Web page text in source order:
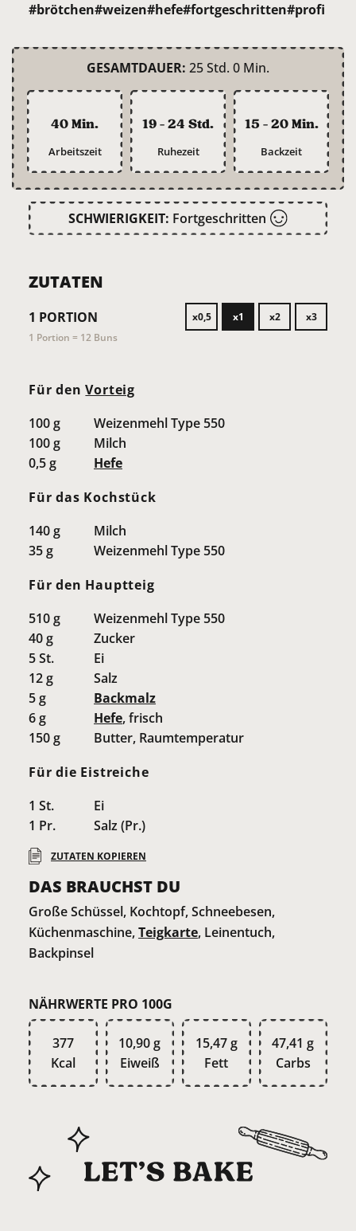
#brötchen#weizen#hefe#fortgeschritten#profi
GESAMTDAUER: 25 Std. 0 Min.
40 Min.
Arbeitszeit
19 - 24 Std.
Ruhezeit
15 - 20 Min.
Backzeit
SCHWIERIGKEIT: Fortgeschritten
ZUTATEN
1 PORTION x0,5 x1 x2
x3
1 Portion = 12 Buns
Für denVorteig
100g
Weizenmehl Type 550
100g
Milch
0,5g
Hefe
Für das Kochstück
140g
Milch
35g
Weizenmehl Type 550
Für den Hauptteig
510g
Weizenmehl Type 550
40g
Zucker
5St.
Ei
12g
Salz
5g
Backmalz
6g Hefe, frisch
150g
Butter, Raumtemperatur
Für die Eistreiche
1 St.
Ei
1 Pr. Salz (Pr.)
ZUTATEN KOPIEREN
DAS BRAUCHST DU
Große Schüssel, Kochtopf, Schneebesen,
Küchenmaschine,Teigkarte, Leinentuch,
Backpinsel
NÄHRWERTE PRO 100G
377
Kcal
10,90 g
Eiweiß
15,47 g
Fett
47,41 g
Carbs